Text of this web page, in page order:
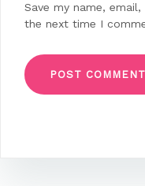
Save my name,
the next time I